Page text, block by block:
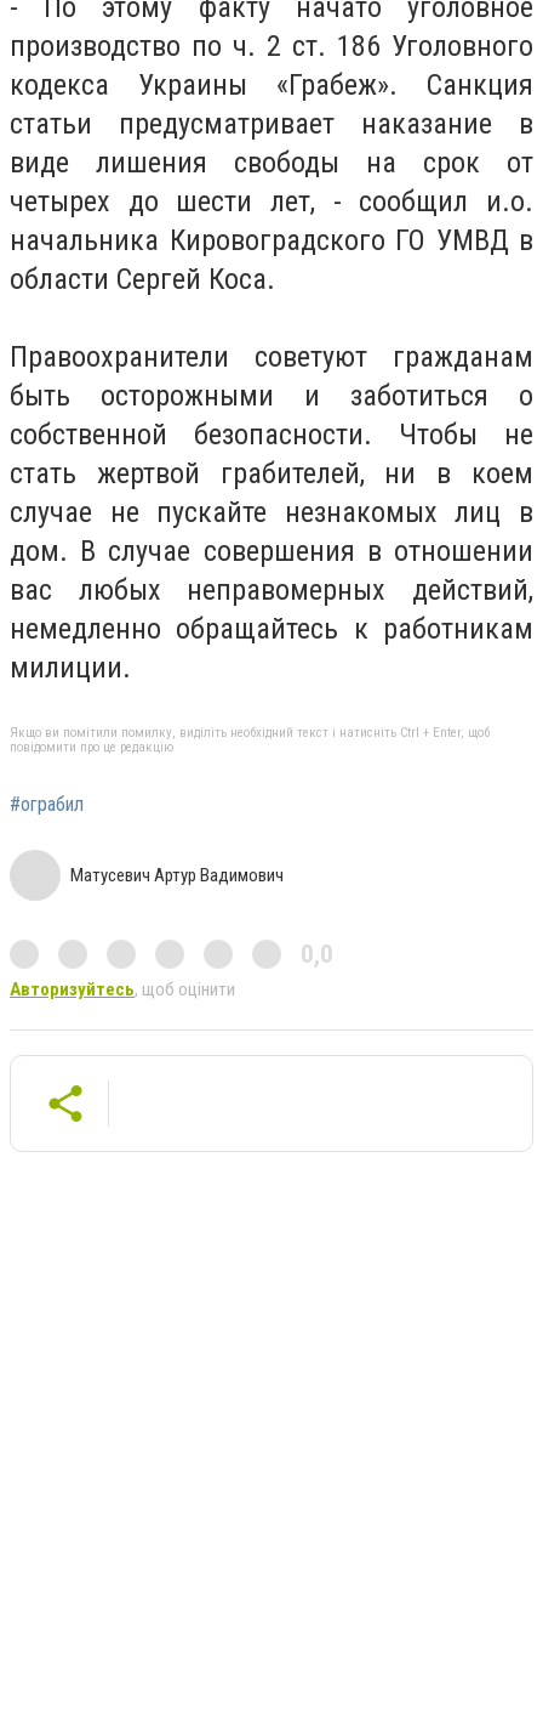
- По этому факту начато уголовное
производство по ч. 2 ст. 186 Уголовного
кодекса Украины «Грабеж». Санкция
статьи предусматривает наказание в
виде лишения свободы на срок от
четырех до шести лет, - сообщил и.о.
начальника Кировоградского ГО УМВД в
области Сергей Коса.
Правоохранители советуют гражданам
быть осторожными и заботиться о
собственной безопасности. Чтобы не
стать жертвой грабителей, ни в коем
случае не пускайте незнакомых лиц в
дом. В случае совершения в отношении
вас любых неправомерных действий,
немедленно обращайтесь к работникам
милиции.
Якщо ви помітили помилку, виділіть необхідний текст і натисніть Ctrl + Enter, щоб
повідомити про це редакцію
#ограбил
Матусевич Артур Вадимович
0,0
Авторизуйтесь, щоб оцінити